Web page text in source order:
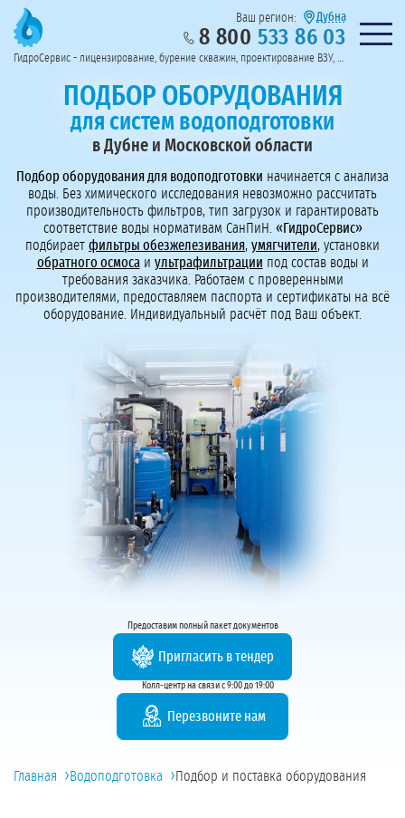
Предоставим полный пакет документов
Пригласить в тендер
Колл-центр на связи с 9:00 до 19:00
Перезвоните мне!
Ваш регион: Дубна
8 800 533 86 03 Нужна
ГидроСервис - лицензирование, бурение скважин, проектирование ВЗУ, системы водоподготовки
ПОДБОР ОБОРУДОВАНИЯ
для систем водоподготовки
в Дубне и Московской области
Подбор оборудования для водоподготовки начинается с анализа
воды. Без химического исследования невозможно рассчитать
производительность фильтров, тип загрузок и гарантировать
соответствие воды нормативам СанПиН. «ГидроСервис»
подбирает фильтры обезжелезивания, умягчители, установки
обратного осмосаи ультрафильтрации под состав воды и
требования заказчика. Работаем с проверенными
производителями, предоставляем паспорта и сертификаты на всё
оборудование. Индивидуальный расчёт под Ваш объект.
Предоставим полный пакет документов
Пригласить в тендер
Колл-центр на связи с 9:00 до 19:00
Перезвоните нам
Главная ›Водоподготовка ›Подбор и поставка оборудования